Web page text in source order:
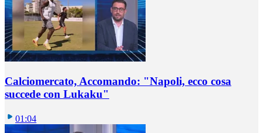
Calciomercato, Accomando: "Napoli, ecco cosa
succede con Lukaku"
01:04